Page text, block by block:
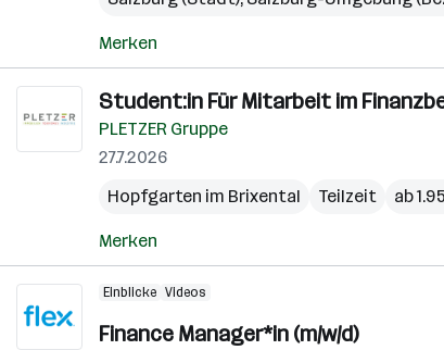
Merken
Student:in Für Mitarbeit im
PLETZER Gruppe
27.7.2026
Hopfgarten im Brixental
Teilzeit ab
Merken
Einblicke Videos
Finance Manager*in (m/w/d)